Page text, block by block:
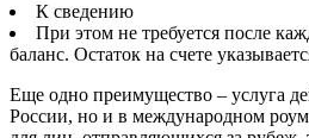
К сведению
При этом не требуется после
баланс. Остаток на счете
Еще одно преимущество – услуга
России, но и в международном